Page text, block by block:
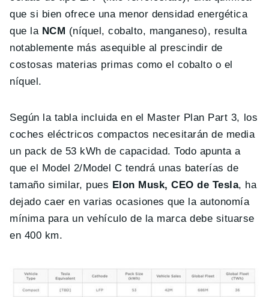
que si bien ofrece una menor densidad energética
que la NCM (níquel, cobalto, manganeso), resulta
notablemente más asequible al prescindir de
costosas materias primas como el cobalto o el
níquel.
Según la tabla incluida en el Master Plan Part 3, los
coches eléctricos compactos necesitarán de media
un pack de 53 kWh de capacidad. Todo apunta a
que el Model 2/Model C tendrá unas baterías de
tamaño similar, pues Elon Musk, CEO de Tesla, ha
dejado caer en varias ocasiones que la autonomía
mínima para un vehículo de la marca debe situarse
en 400 km.